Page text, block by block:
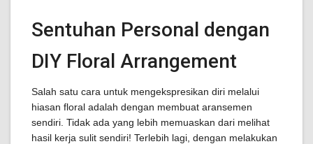
Sentuhan Personal dengan
DIY Floral Arrangement
Salah satu cara untuk mengekspresikan diri melalui
hiasan floral adalah dengan membuat aransemen
sendiri. Tidak ada yang lebih memuaskan dari melihat
hasil kerja sulit sendiri! Terlebih lagi, dengan melakukan